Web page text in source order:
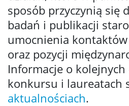
sposób przyczynią się
badań i publikacji
umocnienia kontaktów
oraz pozycji
Informacje o kolejnych
konkursu i laureatach
aktualnościach.